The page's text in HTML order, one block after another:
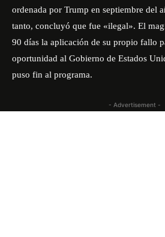
ordenada por Trump en septiembre del
tanto, concluyó que fue «ilegal». El
90 días la aplicación de su propio fallo
oportunidad al Gobierno de Estados
puso fin al programa.
- Advertisement -